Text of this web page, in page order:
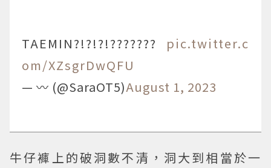
TAEMIN?!?!?!??????? pic.twitter.c
om/XZsgrDwQFU
— 〰 (@SaraOT5)August 1, 2023
牛仔褲上的破洞數不清，洞大到相當於一